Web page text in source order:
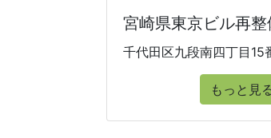
宮崎県東京ビル再整
千代田区九段南四丁目15
もっと見